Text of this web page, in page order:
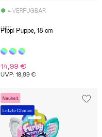
4 VERFÜGBAR
(20)
Pippi Puppe, 18 cm
14,99 €
UVP: 18,99 €
Neuheit
Letzte Chance